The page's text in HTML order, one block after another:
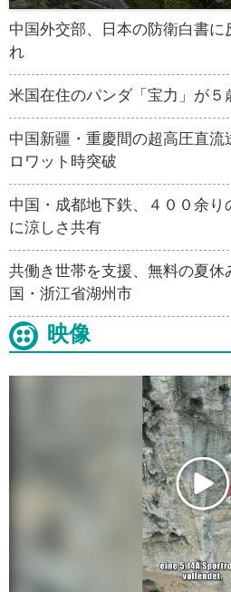
中国外交部、日本の防衛白書
れ
米国在住のパンダ「宝力」が５
中国新疆・重慶間の超高圧直流
ロワット時突破
中国・成都地下鉄、４００余
に涼しさ共有
共働き世帯を支援、無料の夏
国・浙江省湖州市
映像